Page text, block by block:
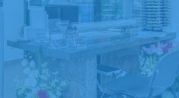
Dans un moment aussi difficile,
votre écoute et votre
d’une grande réactivité et d’une
organisé avec soin, fluidité et efficacité. Même si
n’a pas pu être présente aux
leur avons partagés. Ils se